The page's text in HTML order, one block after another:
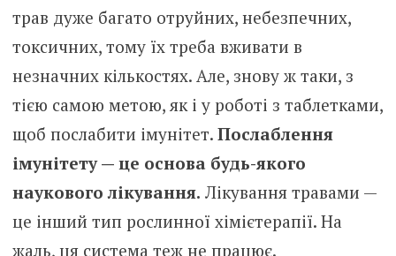
трав дуже багато отруйних, небезпечних,
токсичних, тому їх треба вживати в
незначних кількостях. Але, знову ж таки, з
тією самою метою, як і у роботі з таблетками,
щоб послабити імунітет. Послаблення
імунітету — це основа будь-якого
наукового лікування. Лікування травами —
це інший тип рослинної хімієтерапії. На
жаль, ця система теж не працює.